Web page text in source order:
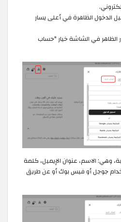
الدخول الظاهرة في أعلى يسار
الظاهر في الشاشة خيار "حساب
وهي: الاسم، عنوان الإيميل، كلمة
جوجل أو فيس بوك أو عن طريق